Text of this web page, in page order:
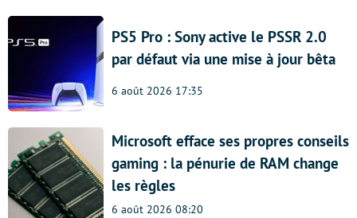
PS5 Pro : Sony active le PSSR 2.0
par défaut via une mise à jour bêta
6 août 2026 17:35
Microsoft efface ses propres conseils
gaming : la pénurie de RAM change
les règles
6 août 2026 08:20